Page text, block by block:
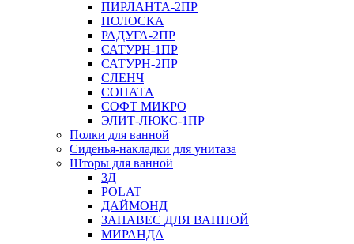
ПИРЛАНТА-2ПР
ПОЛОСКА
РАДУГА-2ПР
САТУРН-1ПР
САТУРН-2ПР
СЛЕНЧ
СОНАТА
СОФТ МИКРО
ЭЛИТ-ЛЮКС-1ПР
Полки для ванной
Сиденья-накладки для унитаза
Шторы для ванной
3Д
POLAT
ДАЙМОНД
ЗАНАВЕС ДЛЯ ВАННОЙ
МИРАНДА